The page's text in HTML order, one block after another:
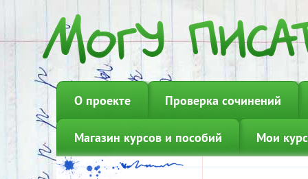
О проекте Проверка сочинений
Магазин курсов и пособий Мои